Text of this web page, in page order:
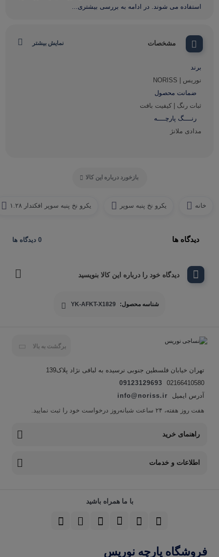
استفاده می شوند. در ادامه به بررسی بیشتری...
مشخصات نمایش بیشتر
برند
نوریس | NORISS
ضمانت محصول
ثبات رنگ | کیفیت بافت
رنــــگ پارچــــه
مدادی ملانژ
بازخورد درباره این کالا
خانه یکرو نخ پنبه سوپر یکرو نخ پنبه سوپر افکتدار ۱.۲۸
دیدگاه ها 0 دیدگاه ها
دیدگاه خود را درباره این کالا بنویسید
شناسه محصول: YK-AFKT-X1829
برگشت به بالا
تهران خیابان فلسطین جنوبی نرسیده به لبافی نژاد پلاک139
02166410580
09123129693
آدرس ایمیل
info@noriss.ir
هفت روز هفته، ۲۴ ساعت شبانه‌روز درخواست خود را ثبت نمایید.
راهنمای خرید
اطلاعات و خدمات
با ما همراه باشید
فروشگاه پارچه نوریس